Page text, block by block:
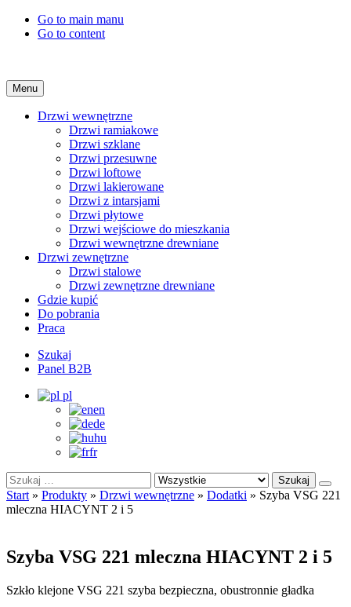
Go to main manu
Go to content
Menu
Drzwi wewnętrzne
Drzwi ramiakowe
Drzwi szklane
Drzwi przesuwne
Drzwi loftowe
Drzwi lakierowane
Drzwi z intarsjami
Drzwi płytowe
Drzwi wejściowe do mieszkania
Drzwi wewnętrzne drewniane
Drzwi zewnętrzne
Drzwi stalowe
Drzwi zewnętrzne drewniane
Gdzie kupić
Do pobrania
Praca
Szukaj
Panel B2B
pl
en
de
hu
fr
Szukaj:
Typ
treści:
Szukaj
Start » Produkty » Drzwi wewnętrzne » Dodatki » Szyba VSG 221
mleczna HIACYNT 2 i 5
Szyba VSG 221 mleczna HIACYNT 2 i 5
Szkło klejone VSG 221 szyba bezpieczna, obustronnie gładka